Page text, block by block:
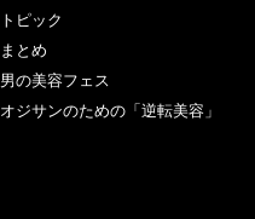
トピック
まとめ
男の美容フェス
オジサンのための「逆転美容」